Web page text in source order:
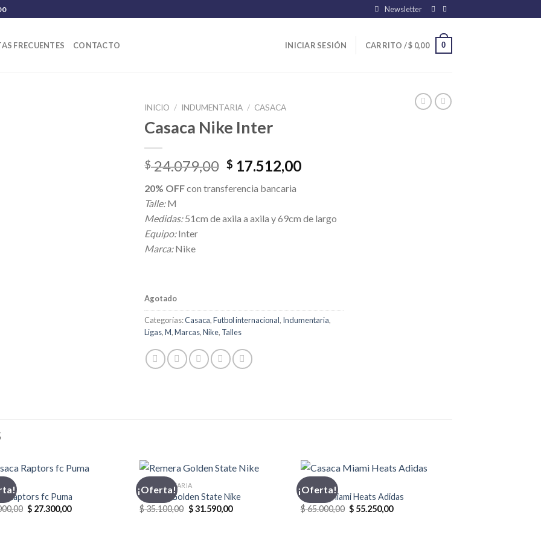
Newsletter
FRECUENTES CONTACTO INICIAR SESIÓN CARRITO /$ 0,00 0
INICIO / INDUMENTARIA / CASACA
Casaca Nike Inter
$24.079,00 El
original
$ 24.079,00.
$ 17.512,00El
$ 17.512,00.
20% OFFcon transferencia bancaria
Talle:M
Medidas:51cm de axila a axila y 69cm de largo
Equipo:Inter
Marca:Nike
Agotado
Categorías:Casaca,Futbol internacional, Indumentaria,
Ligas,M,Marcas,Nike, Talles
Raptors fc Puma
El
precio
$ 27.300,00El
¡Oferta!
INDUMENTARIA
Remera Golden State Nike
$35.100,00 El
precio
$31.590,00El
¡Oferta!
ADIDAS
Casaca Miami Heats Adidas
$65.000,00 El
precio
$55.250,00El